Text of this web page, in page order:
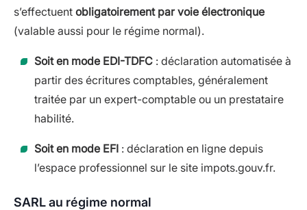
s’effectuent obligatoirement par voie électronique
(valable aussi pour le régime normal).
Soit en mode EDI-TDFC : déclaration automatisée à
partir des écritures comptables, généralement
traitée par un expert-comptable ou un prestataire
habilité.
Soit en mode EFI : déclaration en ligne depuis
l’espace professionnel sur le site impots.gouv.fr.
SARL au régime normal